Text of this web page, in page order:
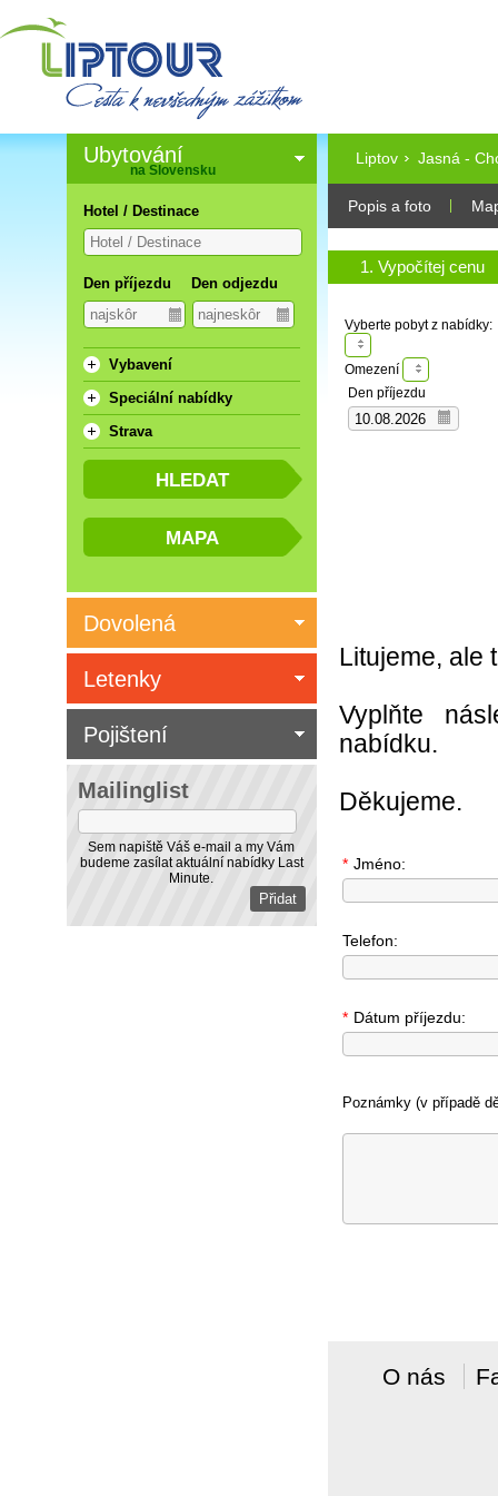
Liptov Jasná -
Popis a foto
1. Vypočítej cenu
Vyberte pobyt z nabídky:
Omezení
Den příjezdu
Litujeme, ale
Vyplňte
nabídku.
Děkujeme.
* Jméno:
Telefon:
* Dátum příjezdu:
Poznámky (v případě
O nás
Ubytování
na Slovensku
Hotel / Destinace
Den příjezdu Den odjezdu
Vybavení
Speciální nabídky
Strava
Dovolená
Mailinglist
Sem napiště Váš e-mail a my Vám
budeme zasílat aktuální nabídky Last
Minute.
Letenky
Pojištení